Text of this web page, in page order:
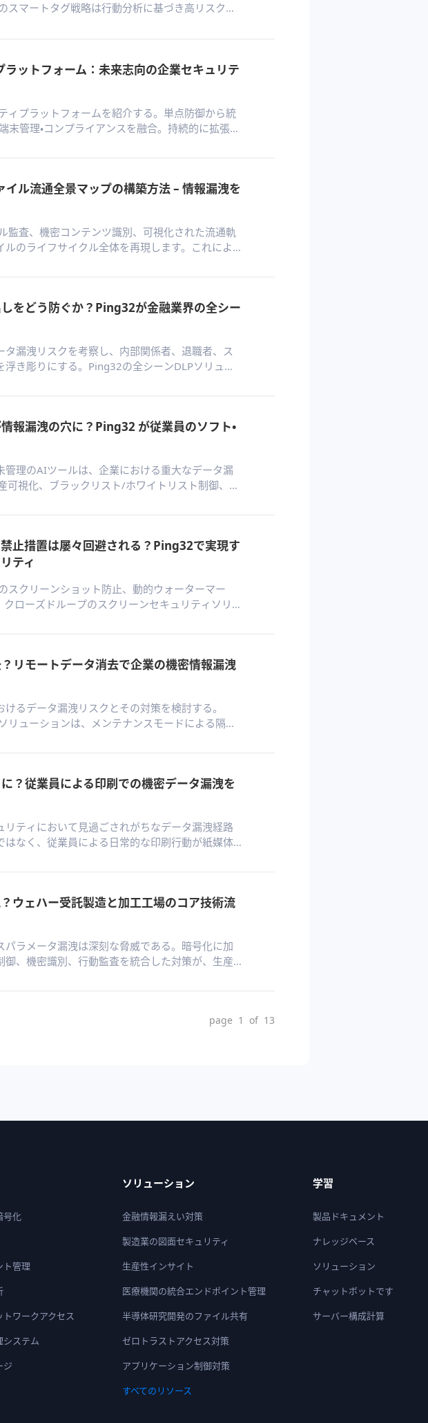
スマートタグ戦略は行動分析に基づき高リスク従
ットフォーム：未来志向の企業セキュリテ
ィプラットフォームを紹介する。単点防御から統
末管理・コンプライアンスを融合。持続的に拡張可
ル流通全景マップの構築方法 – 情報漏洩を
監査、機密コンテンツ識別、可視化された流通軌
のライフサイクル全体を再現します。これによ
をどう防ぐか？Ping32が金融業界の全シー
漏洩リスクを考察し、内部関係者、退職者、ス
き彫りにする。Ping32の全シーンDLPソリュー
報漏洩の穴に？Ping32 が従業員のソフト・
管理のAIツールは、企業における重大なデータ漏
可視化、ブラックリスト/ホワイトリスト制御、社
止措置は屡々回避される？Ping32で実現す
ティ
スクリーンショット防止、動的ウォーターマー
ローズドループのスクリーンセキュリティソリ
リモートデータ消去で企業の機密情報漏洩
るデータ漏洩リスクとその対策を検討する。
リューションは、メンテナンスモードによる隔
？従業員による印刷での機密データ漏洩を
リティにおいて見過ごされがちなデータ漏洩経路
はなく、従業員による日常的な印刷行動が紙媒体
理的トレーサビリティの確立が不可欠である。
事前防止・事中制御・事後追跡を実現するクロー
ウェハー受託製造と加工工場のコア技術流
ラメータ漏洩は深刻な脅威である。暗号化に加
御、機密識別、行動監査を統合した対策が、生産
page 1 of 13
号化
ト管理
ワークアクセス
システム
ジ
ソリューション
金融情報漏えい対策
製造業の図面セキュリティ
生産性インサイト
医療機関の統合エンドポイント管理
半導体研究開発のファイル共有
ゼロトラストアクセス対策
アプリケーション制御対策
すべてのリソース
学習
製品ドキュメント
ナレッジベース
ソリューション
チャットボットです
サーバー構成計算